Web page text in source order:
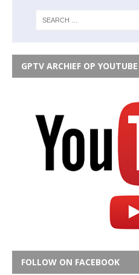
GPTV ARCHIEF OP YOUTUBE
FOLLOW ON FACEBOOK